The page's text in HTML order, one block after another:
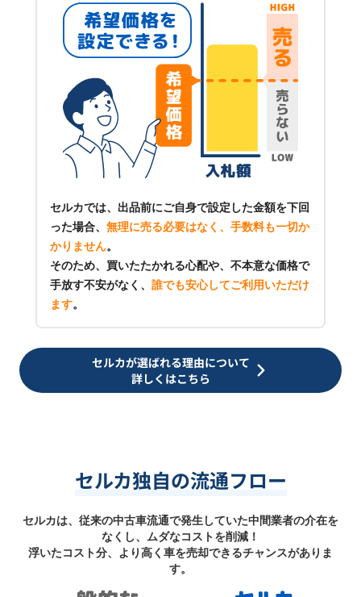
セルカでは、出品前にご自身で設定した金額を下回
った場合、 無理に売る必要はなく、手数料も一切か
かりません。
そのため、買いたたかれる心配や、不本意な価格で
手放す不安がなく、 誰でも安心してご利用いただけ
ます。
セルカが選ばれる理由について
詳しくはこちら
セルカ独自の流通フロー
セルカは、従来の中古車流通で発生していた中間業者の介在を
なくし、ムダなコストを削減！
浮いたコスト分、より高く車を売却できるチャンスがありま
す。